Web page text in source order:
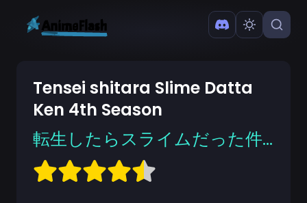
Tensei shitara Slime Datta
Ken 4th Season
転生したらスライムだった件 第4期